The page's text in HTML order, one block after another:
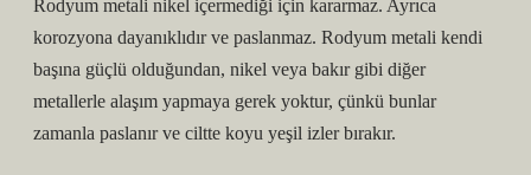
Rodyum metali nikel içermediği için kararmaz. Ayrıca
korozyona dayanıklıdır ve paslanmaz. Rodyum metali kendi
başına güçlü olduğundan, nikel veya bakır gibi diğer
metallerle alaşım yapmaya gerek yoktur, çünkü bunlar
zamanla paslanır ve ciltte koyu yeşil izler bırakır.